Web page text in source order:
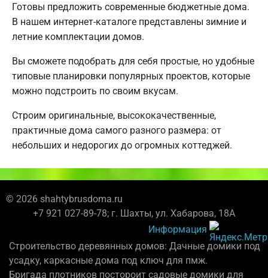
Готовы предложить современные бюджетные дома.
В нашем интернет-каталоге представлены зимние и
летние комплектации домов.
Вы сможете подобрать для себя простые, но удобные
типовые планировки популярных проектов, которые
можно подстроить по своим вкусам.
Строим оригинальные, высококачественные,
практичные дома самого разного размера: от
небольших и недорогих до огромных коттеджей.
© 2026 shahtybrusdoma.ru
+7 921 027-89-78; г. Шахты, ул. Хабарова, 18А
Информация
Строительство деревянных домов: Дачные домики под
усадку, каркасные дома под ключ для пмж.
Бригада плотников постороит садовые домики для